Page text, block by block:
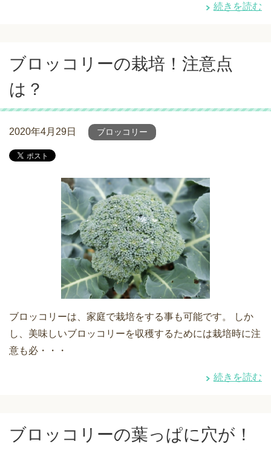
続きを読む
ブロッコリーの栽培！注意点
は？
2020年4月29日 ブロッコリー
ブロッコリーは、家庭で栽培をする事も可能です。 しか
し、美味しいブロッコリーを収穫するためには栽培時に注
意も必・・・
続きを読む
ブロッコリーの葉っぱに穴が！